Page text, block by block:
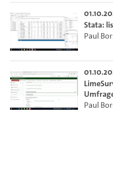
Stata:
Paul
Paul